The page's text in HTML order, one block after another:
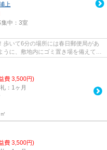
上
中： 3室
歩いて6分の場所には春日郵便局があ
うに、敷地内にゴミ置き場を備えてお
費 3,500円)
：1ヶ月
費 3,500円)